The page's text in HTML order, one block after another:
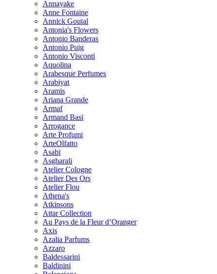
Annayake
Anne Fontaine
Annick Goutal
Antonia's Flowers
Antonio Banderas
Antonio Puig
Antonio Visconti
Aquolina
Arabesque Perfumes
Arabiyat
Aramis
Ariana Grande
Armaf
Armand Basi
Arrogance
Arte Profumi
ArteOlfatto
Asabi
Asgharali
Atelier Cologne
Atelier Des Ors
Atelier Flou
Athena's
Atkinsons
Attar Collection
Au Pays de la Fleur d’Oranger
Axis
Azalia Parfums
Azzaro
Baldessarini
Baldinini